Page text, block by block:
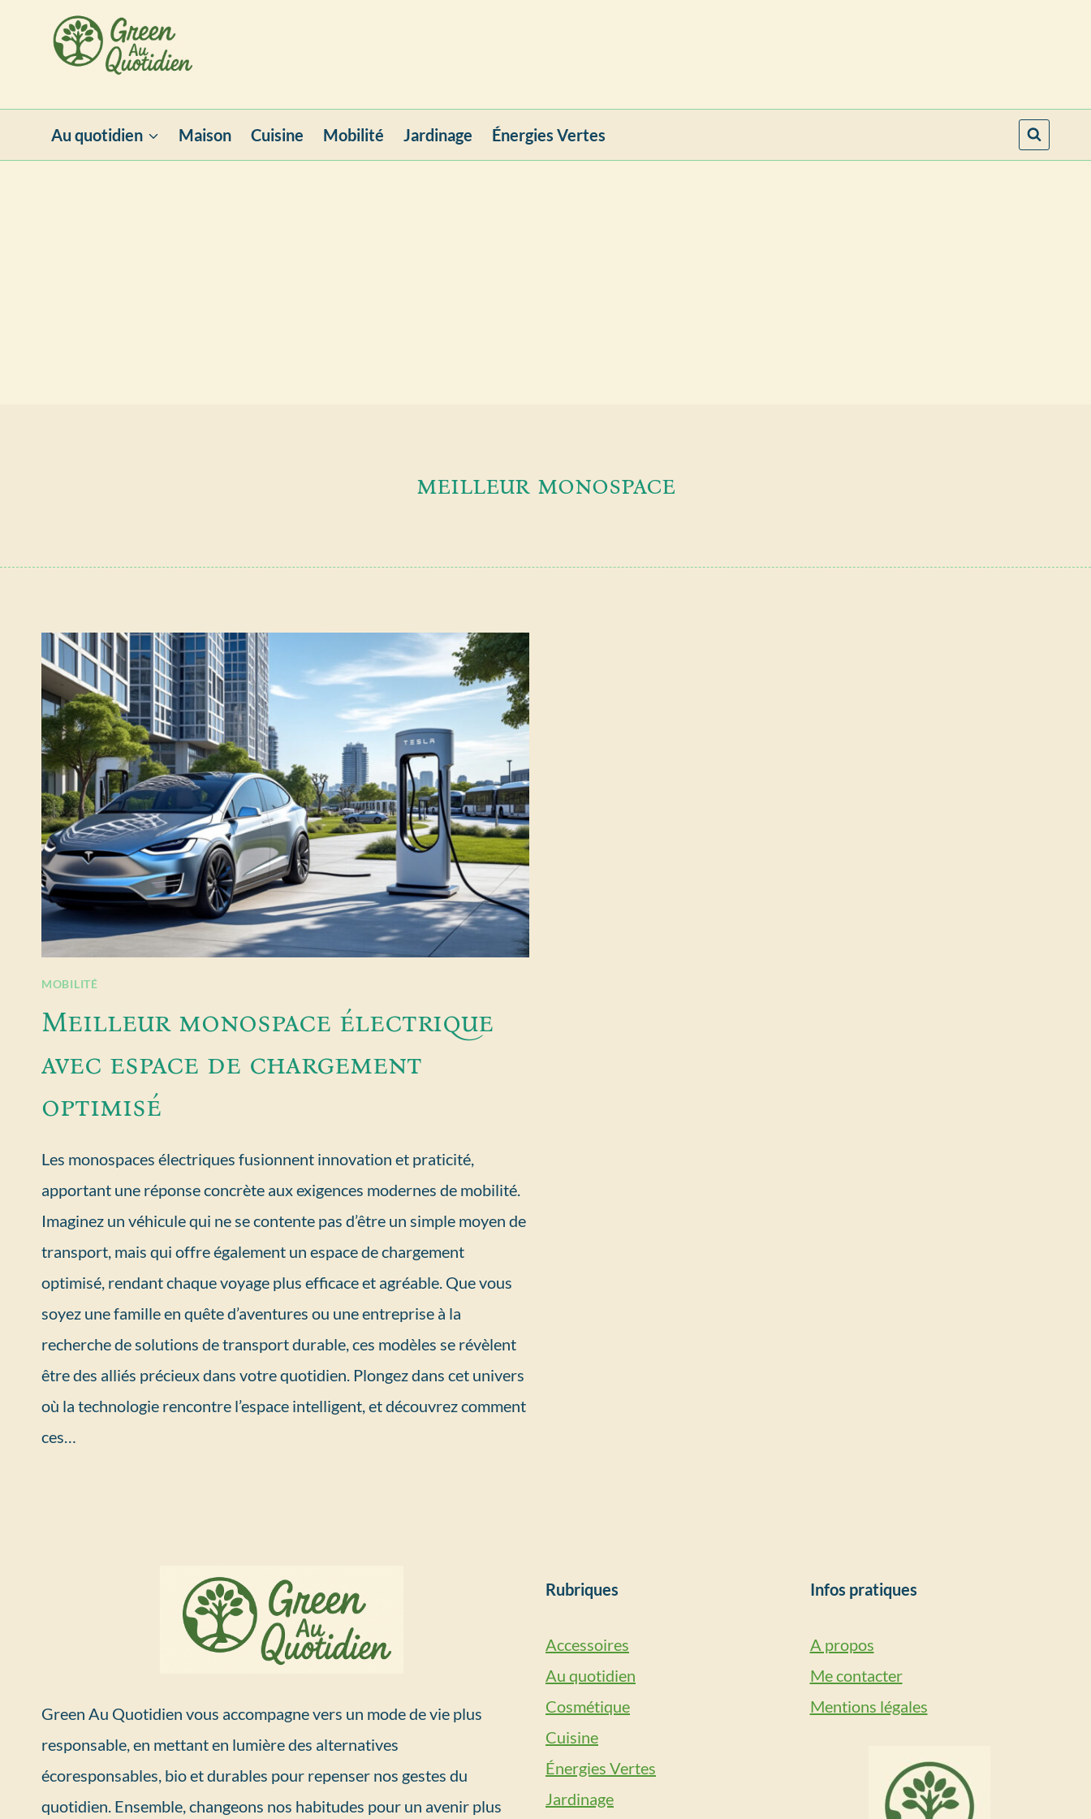
Au quotidien Maison Cuisine Mobilité Jardinage Énergies Vertes
meilleur monospace
MOBILITÉ
Meilleur monospace électrique
avec espace de chargement
optimisé
Les monospaces électriques fusionnent innovation et praticité,
apportant une réponse concrète aux exigences modernes de mobilité.
Imaginez un véhicule qui ne se contente pas d’être un simple moyen de
transport, mais qui offre également un espace de chargement
optimisé, rendant chaque voyage plus efficace et agréable. Que vous
soyez une famille en quête d’aventures ou une entreprise à la
recherche de solutions de transport durable, ces modèles se révèlent
être des alliés précieux dans votre quotidien. Plongez dans cet univers
où la technologie rencontre l’espace intelligent, et découvrez comment
ces…
Green Au Quotidien vous accompagne vers un mode de vie plus
responsable, en mettant en lumière des alternatives
écoresponsables, bio et durables pour repenser nos gestes du
quotidien. Ensemble, changeons nos habitudes pour un avenir plus
Rubriques
Accessoires
Au quotidien
Cosmétique
Cuisine
Énergies Vertes
Jardinage
Infos pratiques
A propos
Me contacter
Mentions légales